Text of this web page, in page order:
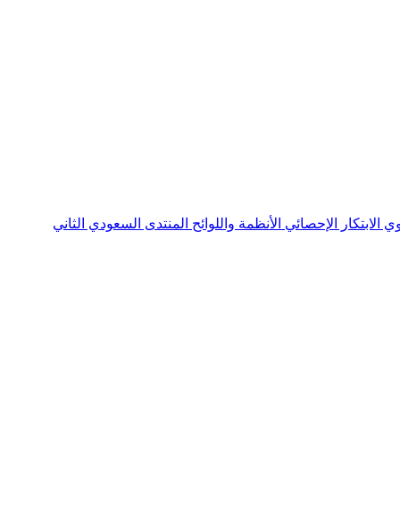
الابتكار الإحصائي الأنظمة واللوائح المنتدى السعودي الثاني